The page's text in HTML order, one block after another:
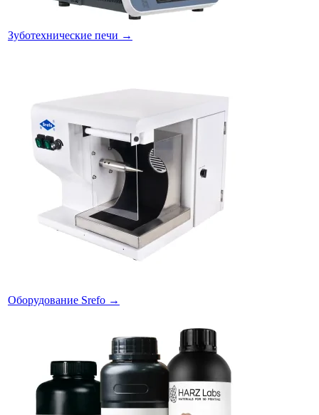
Зуботехнические печи →
Оборудование Srefo →